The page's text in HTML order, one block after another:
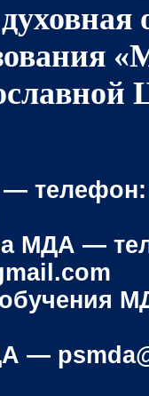
телефон:
МДА —
—